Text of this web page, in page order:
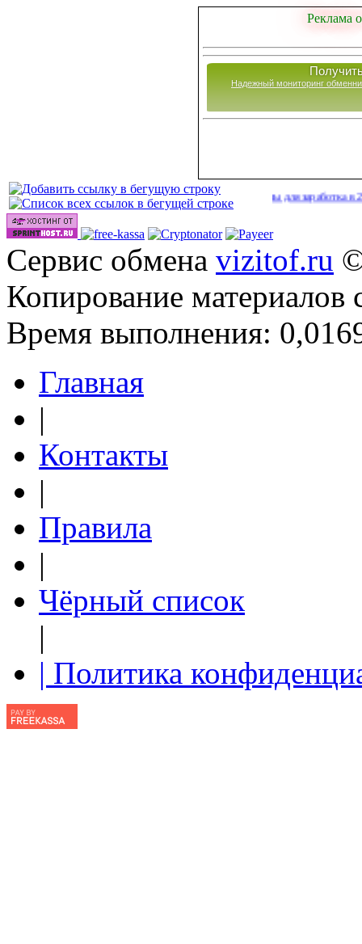
Реклама
Надежный мониторинг
Сайты для заработка в 2026 году
Сервис обмена vizitof.ru
Копирование материалов
Время выполнения:
Главная
|
Контакты
|
Правила
|
Чёрный список
|
| Политика